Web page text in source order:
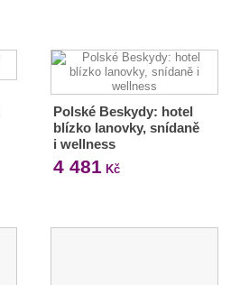
Polské Beskydy: hotel
blízko lanovky, snídaně
i wellness
4 481 Kč